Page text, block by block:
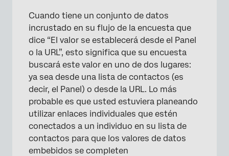
×
Cuando tiene un conjunto de datos
incrustado en su flujo de la encuesta que
dice “El valor se establecerá desde el Panel
o la URL”, esto significa que su encuesta
buscará este valor en uno de dos lugares:
ya sea desde una lista de contactos (es
decir, el Panel) o desde la URL. Lo más
probable es que usted estuviera planeando
utilizar enlaces individuales que estén
conectados a un individuo en su lista de
contactos para que los valores de datos
embebidos se completen